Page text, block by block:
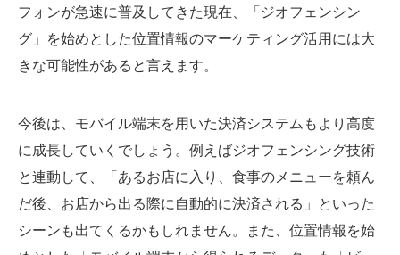
フォンが急速に普及してきた現在、「ジオフェンシン
グ」を始めとした位置情報のマーケティング活用には大
きな可能性があると言えます。
今後は、モバイル端末を用いた決済システムもより高度
に成長していくでしょう。例えばジオフェンシング技術
と連動して、「あるお店に入り、食事のメニューを頼ん
だ後、お店から出る際に自動的に決済される」といった
シーンも出てくるかもしれません。また、位置情報を始